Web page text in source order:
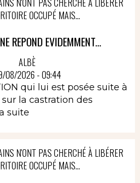
OCCUPÉ MAIS...
REPOND EVIDEMMENT...
ALBÈ
08/2026 - 09:44
qui lui est posée suite à
la castration des
suite
N'ONT PAS CHERCHÉ À LIBÉRER
OCCUPÉ MAIS...